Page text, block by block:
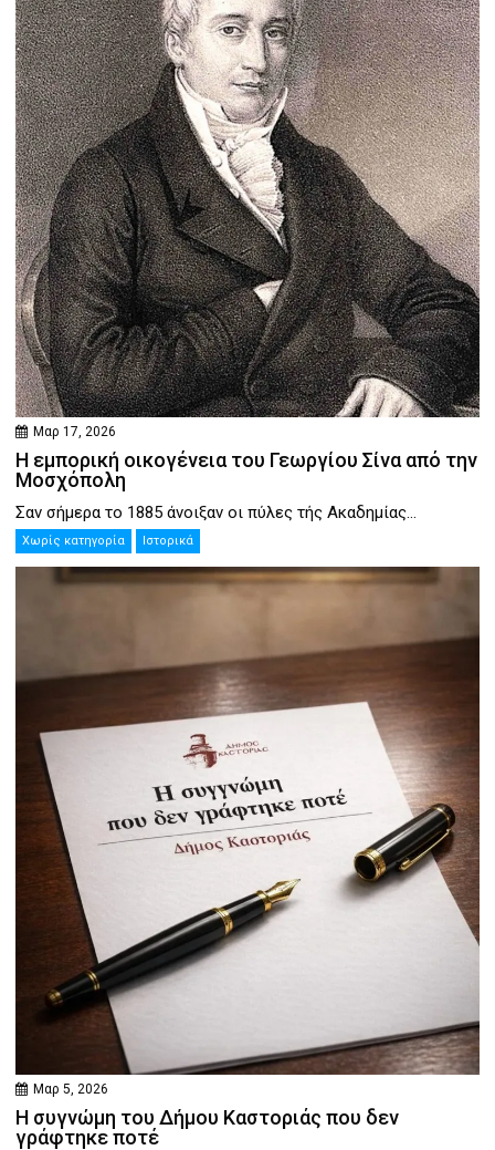
Μαρ 17, 2026
Η εμπορική οικογένεια του Γεωργίου Σίνα από την
Μοσχόπολη
Σαν σήμερα το 1885 άνοιξαν οι πύλες τής Ακαδημίας...
Χωρίς κατηγορία Ιστορικά
Μαρ 5, 2026
Η συγνώμη του Δήμου Καστοριάς που δεν
γράφτηκε ποτέ